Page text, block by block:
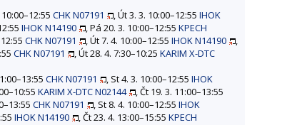
CHK N07191 , Út 3. 3. 10:00–12:55 IHOK
IHOK N14190 , Pá 20. 3. 10:00–12:55 KPECH
CHK N07191 , Út 7. 4. 10:00–12:55 IHOK N14190
,
CHK N07191 , Út 28. 4. 7:30–10:25 KARIM X-DTC
CHK N07191 , St 4. 3. 10:00–12:55 IHOK
KARIM X-DTC N02144
, Čt 19. 3. 11:00–13:55
CHK N07191 , St 8. 4. 10:00–12:55 IHOK
IHOK N14190 , Čt 23. 4. 13:00–15:55 KPECH